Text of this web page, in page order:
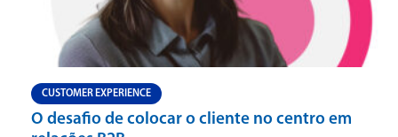
CUSTOMER EXPERIENCE
O desafio de colocar o cliente no centro em